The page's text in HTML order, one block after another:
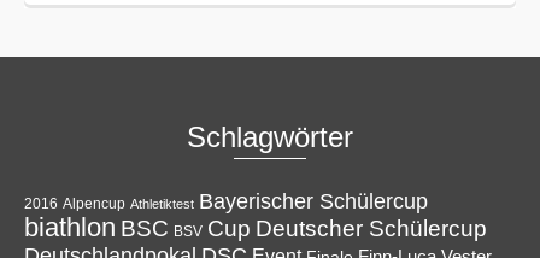
Schlagwörter
2016 Alpencup Athletiktest Bayerischer Schülercup
biathlon BSC BSV Cup Deutscher Schülercup